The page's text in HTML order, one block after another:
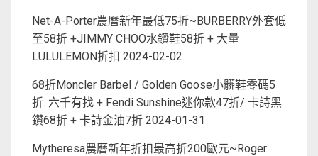
Net-A-Porter農曆新年最低75折~BURBERRY外套低
至58折 +JIMMY CHOO水鑽鞋58折 + 大量
LULULEMON折扣 2024-02-02
68折Moncler Barbel / Golden Goose小髒鞋零碼5
折. 六千有找 + Fendi Sunshine迷你款47折/ 卡詩黑
鑽68折 + 卡詩金油7折 2024-01-31
Mytheresa農曆新年折扣最高折200歐元~Roger